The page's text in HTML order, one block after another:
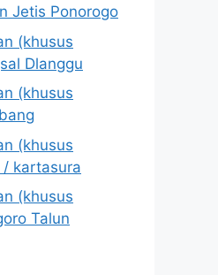
Jetis Ponorogo
(khusus
Dlanggu
(khusus
(khusus
kartasura
(khusus
Talun